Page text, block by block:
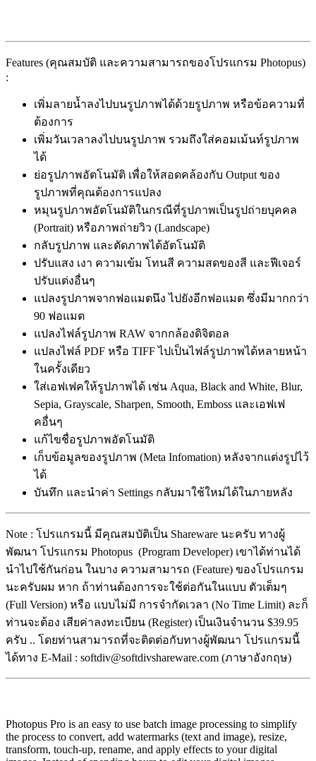
Features (คุณสมบัติ และความสามารถของโปรแกรม Photopus)
:
เพิ่มลายน้ำลงไปบนรูปภาพได้ด้วยรูปภาพ หรือข้อความที่
ต้องการ
เพิ่มวันเวลาลงไปบนรูปภาพ รวมถึงใส่คอมเม้นท์รูปภาพ
ได้
ย่อรูปภาพอัตโนมัติ เพื่อให้สอดคล้องกับ Output ของ
รูปภาพที่คุณต้องการแปลง
หมุนรูปภาพอัตโนมัติในกรณีที่รูปภาพเป็นรูปถ่ายบุคคล
(Portrait) หรือภาพถ่ายวิว (Landscape)
กลับรูปภาพ และตัดภาพได้อัตโนมัติ
ปรับแสง เงา ความเข้ม โทนสี ความสดของสี และฟีเจอร์
ปรับแต่งอื่นๆ
แปลงรูปภาพจากฟอแมตนึง ไปยังอีกฟอแมต ซึ่งมีมากกว่า
90 ฟอแมต
แปลงไฟล์รูปภาพ RAW จากกล้องดิจิตอล
แปลงไฟล์ PDF หรือ TIFF ไปเป็นไฟล์รูปภาพได้หลายหน้า
ในครั้งเดียว
ใส่เอฟเฟคให้รูปภาพได้ เช่น Aqua, Black and White, Blur,
Sepia, Grayscale, Sharpen, Smooth, Emboss และเอฟเฟ
คอื่นๆ
แก้ไขชื่อรูปภาพอัตโนมัติ
เก็บข้อมูลของรูปภาพ (Meta Infomation) หลังจากแต่งรูปไว้
ได้
บันทึก และนำค่า Settings กลับมาใช้ใหม่ได้ในภายหลัง
Note : โปรแกรมนี้ มีคุณสมบัติเป็น Shareware นะครับ ทางผู้
พัฒนา โปรแกรม Photopus (Program Developer) เขาได้ท่านได้
นำไปใช้กันก่อน ในบาง ความสามารถ (Feature) ของโปรแกรม
นะครับผม หาก ถ้าท่านต้องการจะใช้ต่อกันในแบบ ตัวเต็มๆ
(Full Version) หรือ แบบไม่มี การจำกัดเวลา (No Time Limit) ละก็
ท่านจะต้อง เสียค่าลงทะเบียน (Register) เป็นเงินจำนวน $39.95
ครับ .. โดยท่านสามารถที่จะติดต่อกับทางผู้พัฒนา โปรแกรมนี้
ได้ทาง E-Mail : softdiv@softdivshareware.com (ภาษาอังกฤษ)
Photopus Pro is an easy to use batch image processing to simplify
the process to convert, add watermarks (text and image), resize,
transform, touch-up, rename, and apply effects to your digital